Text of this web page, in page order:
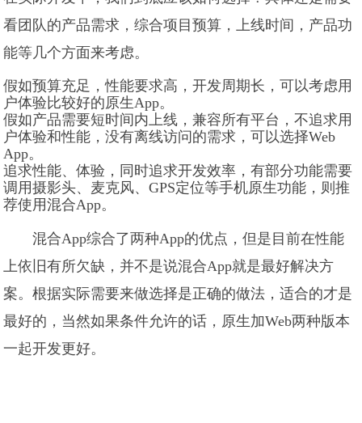
看团队的产品需求，综合项目预算，上线时间，产品功
能等几个方面来考虑。
假如预算充足，性能要求高，开发周期长，可以考虑用
户体验比较好的原生App。
假如产品需要短时间内上线，兼容所有平台，不追求用
户体验和性能，没有离线访问的需求，可以选择Web
App。
追求性能、体验，同时追求开发效率，有部分功能需要
调用摄影头、麦克风、GPS定位等手机原生功能，则推
荐使用混合App。
混合App综合了两种App的优点，但是目前在性能
上依旧有所欠缺，并不是说混合App就是最好解决方
案。根据实际需要来做选择是正确的做法，适合的才是
最好的，当然如果条件允许的话，原生加Web两种版本
一起开发更好。